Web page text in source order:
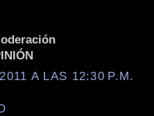
A LAS 12:30 P.M.